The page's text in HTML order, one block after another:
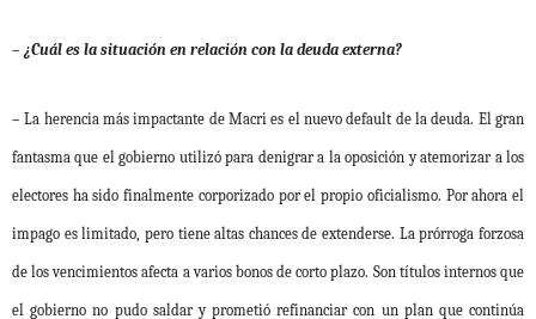
– ¿Cuál es la situación en relación con la deuda externa?
– La herencia más impactante de Macri es el nuevo default de la deuda. El gran
fantasma que el gobierno utilizó para denigrar a la oposición y atemorizar a los
electores ha sido finalmente corporizado por el propio oficialismo. Por ahora el
impago es limitado, pero tiene altas chances de extenderse. La prórroga forzosa
de los vencimientos afecta a varios bonos de corto plazo. Son títulos internos que
el gobierno no pudo saldar y prometió refinanciar con un plan que continúa